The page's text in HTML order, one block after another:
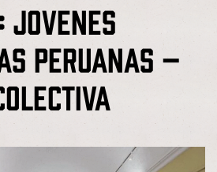
Jovenes
peruanas –